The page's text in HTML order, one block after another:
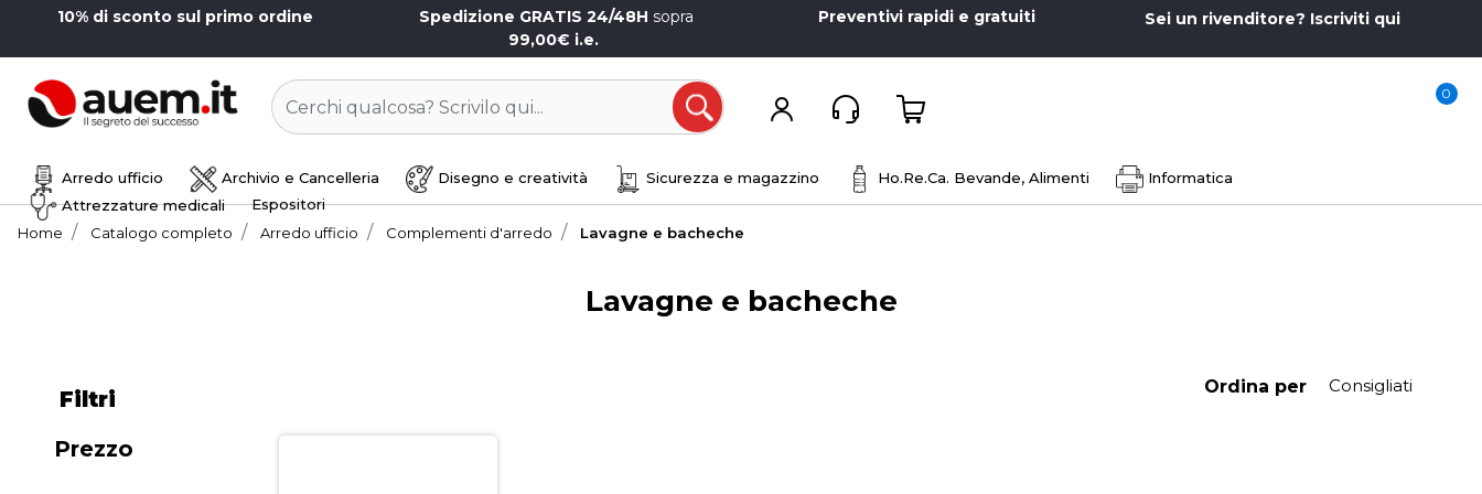
10% di sconto sul primo ordine Spedizione GRATIS 24/48H sopra
99,00€ i.e.
Preventivi rapidi e gratuiti Sei un rivenditore? Iscriviti qui
0
Arredo ufficio Archivio e Cancelleria Disegno e creatività Sicurezza e magazzino Ho.Re.Ca. Bevande, Alimenti
Informatica
Attrezzature medicali
Espositori
Home
Catalogo completo Arredo ufficio Complementi d'arredo Lavagne e bacheche
Lavagne e bacheche
Filtri
Prezzo
Ordina per